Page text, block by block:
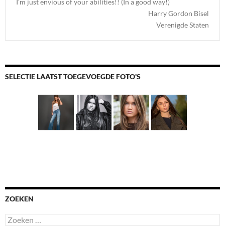
I’m just envious of your abilities!! (In a good way!)
Harry Gordon Bisel
Verenigde Staten
SELECTIE LAATST TOEGEVOEGDE FOTO'S
ZOEKEN
Zoeken
naar: